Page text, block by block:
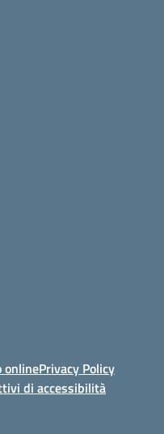
onlinePrivacy Policy
di accessibilità